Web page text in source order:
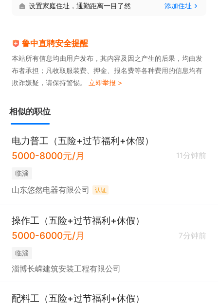
设置家庭住址，通勤距离一目了然 添加住址
鲁中直聘安全提醒
本站所有信息均由用户发布，其内容及因之产生的后果，均由发
布者承担；凡收取服装费、押金、报名费等各种费用的信息均有
欺诈嫌疑，请保持警惕。 立即举报 >
相似的职位
电力普工（五险+过节福利+休假）
5000-8000元/月
11分钟前
临淄
山东悠然电器有限公司 认证
操作工（五险+过节福利+休假）
5000-6000元/月
7分钟前
临淄
淄博长嵘建筑安装工程有限公司
配料工（五险+过节福利+休假）